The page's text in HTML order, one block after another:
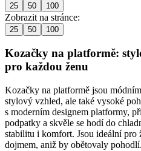
25 50 100
Zobrazit na stránce:
25 50 100
Kozačky na platformě:
pro každou ženu
Kozačky na platformě jsou
stylový vzhled, ale také vysoké
s moderním designem platformy,
podpatky a skvěle se hodí do
stabilitu i komfort. Jsou ideální pro
dojmem, aniž by obětovaly pohodlí.